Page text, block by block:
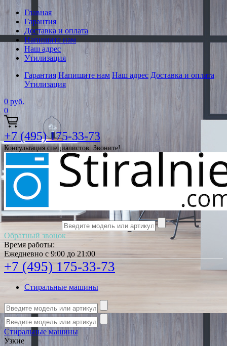
Главная
Гарантия
Доставка и оплата
Напишите нам
Наш адрес
Утилизация
Гарантия Напишите нам Наш адрес Доставка и оплата
Утилизация
0 руб.
0
+7 (495) 175-33-73
Консультация специалистов. Звоните!
Обратный звонок
Время работы:
Ежедневно с 9:00 до 21:00
+7 (495) 175-33-73
Стиральные машины
Стиральные машины
Узкие